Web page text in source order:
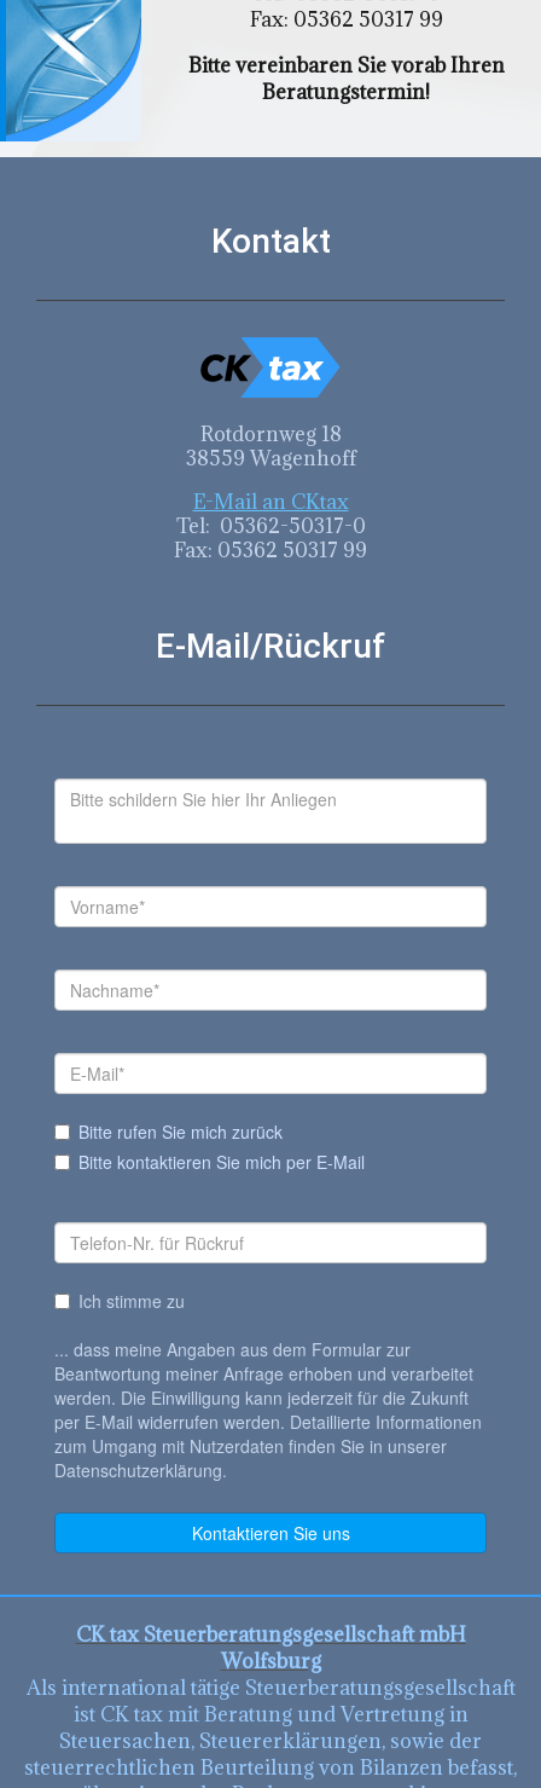
Fax: 05362 50317 99
Bitte vereinbaren Sie vorab Ihren
Beratungstermin!
Kontakt
Rotdornweg 18
38559 Wagenhoff
E-Mail an CKtax
Tel: 05362-50317-0
Fax: 05362 50317 99
E-Mail/Rückruf
CK tax Steuerberatungsgesellschaft mbH
Wolfsburg
Als international tätige Steuerberatungsgesellschaft
ist CK tax mit Beratung und Vertretung in
Steuersachen, Steuererklärungen, sowie der
steuerrechtlichen Beurteilung von Bilanzen befasst,